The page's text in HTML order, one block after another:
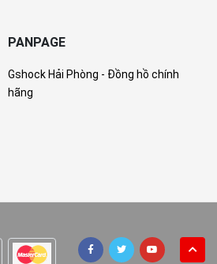
PANPAGE
Gshock Hải Phòng - Đồng hồ chính
hãng